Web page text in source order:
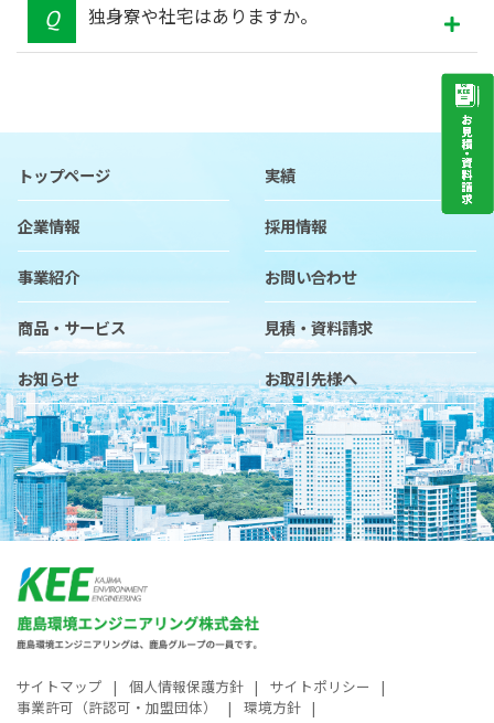
独身寮や社宅はありますか。
トップページ
企業情報
事業紹介
商品・サービス
お知らせ
実績
採用情報
お問い合わせ
見積・資料請求
お取引先様へ
サイトマップ 個人情報保護方針
サイトポリシー
事業許可（許認可・加盟団体）
環境方針